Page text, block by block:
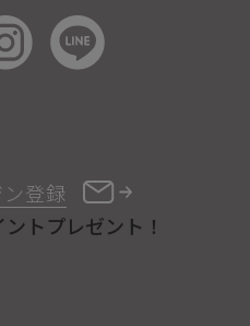
登録
トプレゼント！